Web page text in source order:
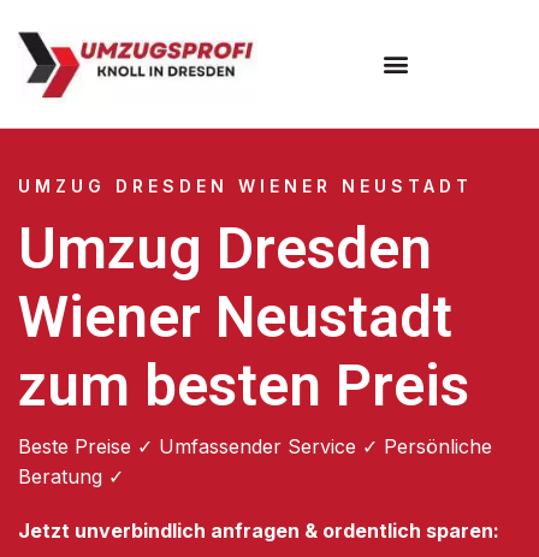
UMZUG DRESDEN WIENER NEUSTADT
Umzug Dresden
Wiener Neustadt
zum besten Preis
Beste Preise ✓ Umfassender Service ✓ Persönliche
Beratung ✓
Jetzt unverbindlich anfragen & ordentlich sparen: